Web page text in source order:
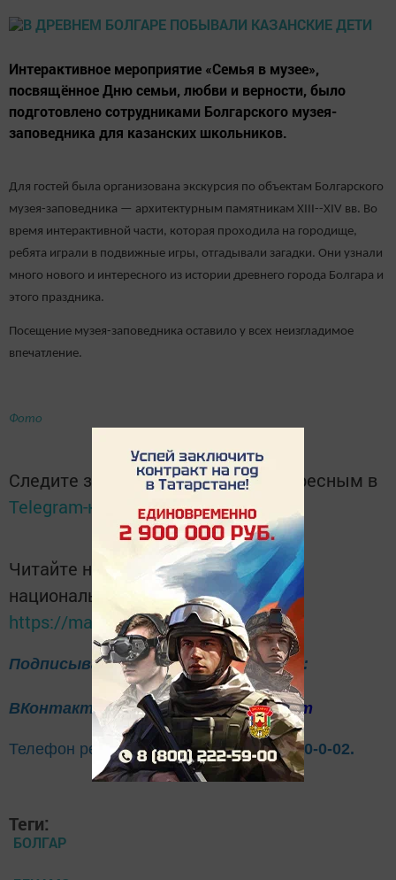
Интерактивное мероприятие «Семья в музее»,
посвящённое Дню семьи, любви и верности, было
подготовлено сотрудниками Болгарского музея-
заповедника для казанских школьников.
Для гостей была организована экскурсия по объектам Болгарского
музея-заповедника — архитектурным памятникам XIII--XIV вв. Во
время интерактивной части, которая проходила на городище,
ребята играли в подвижные игры, отгадывали загадки. Они узнали
много нового и интересного из истории древнего города Болгара и
этого праздника.
Посещение музея-заповедника оставило у всех неизгладимое
впечатление.
Фото
Следите за самым важным и интересным в
Telegram-каналеТатмедиа
Читайте новости Татарстана в
национальном мессенджере MАХ:
https://max.ru/tatmedia
Подписывайтесь на нас в соцсетях:
ВКонтакте Одноклассники Telegram
Телефон рекламного отдела8(843)47-30-0-02.
Теги:
БОЛГАР